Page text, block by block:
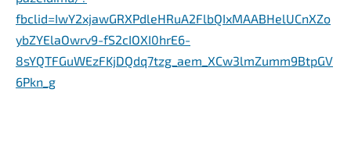
fbclid=IwY2xjawGRXPdleHRuA2FlbQIxMAABHelUCnXZo
ybZYElaOwrv9-fS2cIOXI0hrE6-
8sYQTFGuWEzFKjDQdq7tzg_aem_XCw3lmZumm9BtpGV
6Pkn_g